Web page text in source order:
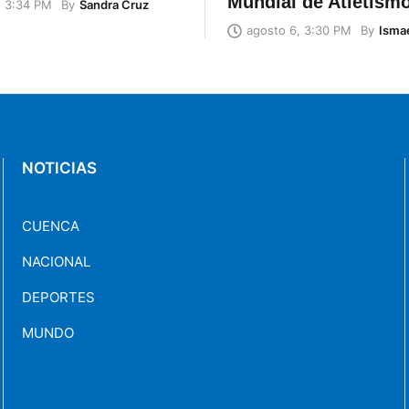
PM By Sandra Cruz
agosto 6, 3:30 PM By
NOTICIAS
CUENCA
NACIONAL
DEPORTES
MUNDO